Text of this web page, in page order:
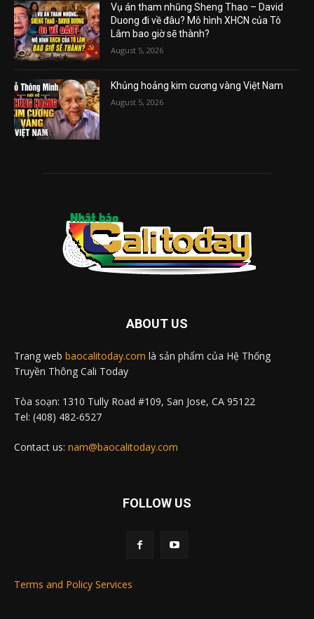
Vụ án tham nhũng Sheng Thao – David
Duong đi về đâu? Mô hình XHCN của Tô
Lâm bao giờ sẽ thành?
August 5, 2026
Khủng hoảng kim cương vàng Việt Nam
August 5, 2026
ABOUT US
Trang web baocalitoday.com là sản phẩm của Hệ Thống
Truyền Thông Cali Today
Tòa soạn: 1310 Tully Road #109, San Jose, CA 95122
Tel: (408) 482-6527
Contact us: nam@baocalitoday.com
FOLLOW US
Terms and Policy Services